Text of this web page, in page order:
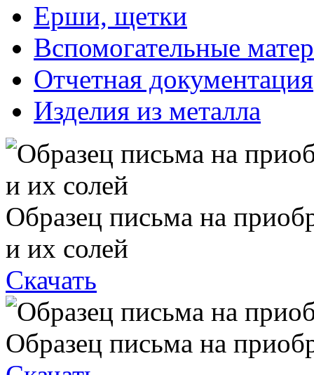
Ерши, щетки
Вспомогательные
Отчетная документация
Изделия из металла
Образец письма на
и их солей
Скачать
Образец письма на